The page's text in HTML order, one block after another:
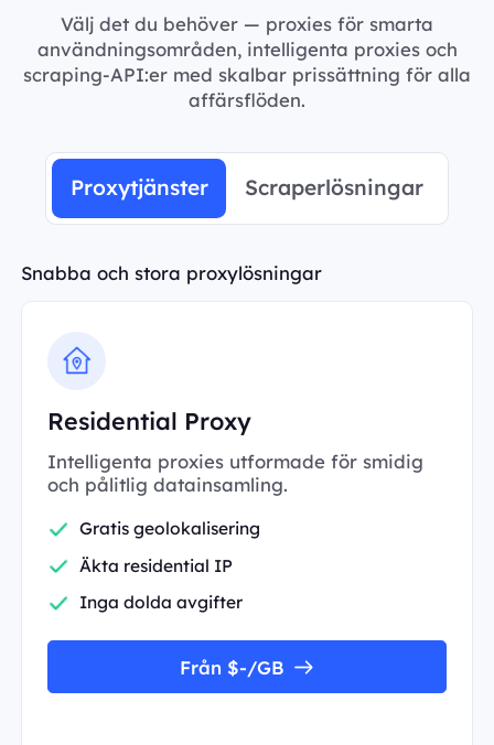
Välj det du behöver — proxies för smarta
användningsområden, intelligenta proxies och
scraping-API:er med skalbar prissättning för alla
affärsflöden.
Proxytjänster Scraperlösningar
Snabba och stora proxylösningar
Residential Proxy
Intelligenta proxies utformade för smidig
och pålitlig datainsamling.
Gratis geolokalisering
Äkta residential IP
Inga dolda avgifter
Från $-/GB